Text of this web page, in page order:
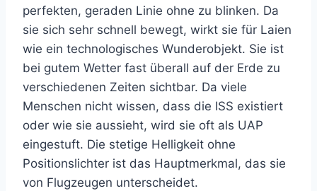
perfekten, geraden Linie ohne zu blinken. Da
sie sich sehr schnell bewegt, wirkt sie für Laien
wie ein technologisches Wunderobjekt. Sie ist
bei gutem Wetter fast überall auf der Erde zu
verschiedenen Zeiten sichtbar. Da viele
Menschen nicht wissen, dass die ISS existiert
oder wie sie aussieht, wird sie oft als UAP
eingestuft. Die stetige Helligkeit ohne
Positionslichter ist das Hauptmerkmal, das sie
von Flugzeugen unterscheidet.